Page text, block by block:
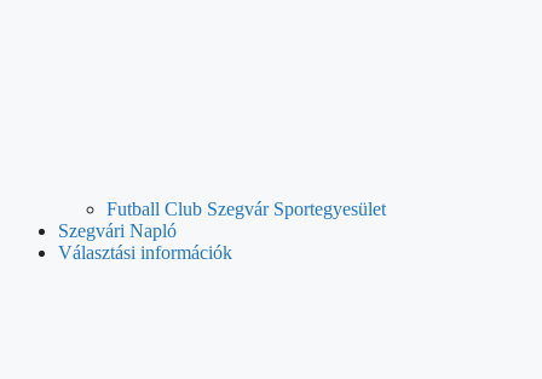
Futball Club Szegvár Sportegyesület
Szegvári Napló
Választási információk